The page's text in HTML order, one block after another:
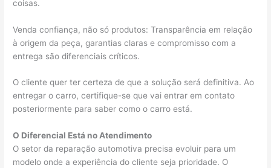
coisas.
Venda confiança, não só produtos: Transparência em relação
à origem da peça, garantias claras e compromisso com a
entrega são diferenciais críticos.
O cliente quer ter certeza de que a solução será definitiva. Ao
entregar o carro, certifique-se que vai entrar em contato
posteriormente para saber como o carro está.
O Diferencial Está no Atendimento
O setor da reparação automotiva precisa evoluir para um
modelo onde a experiência do cliente seja prioridade. O